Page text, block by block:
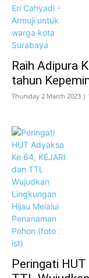
Raih Adipura
tahun
Thursday 2 March 2023 |
Peringati